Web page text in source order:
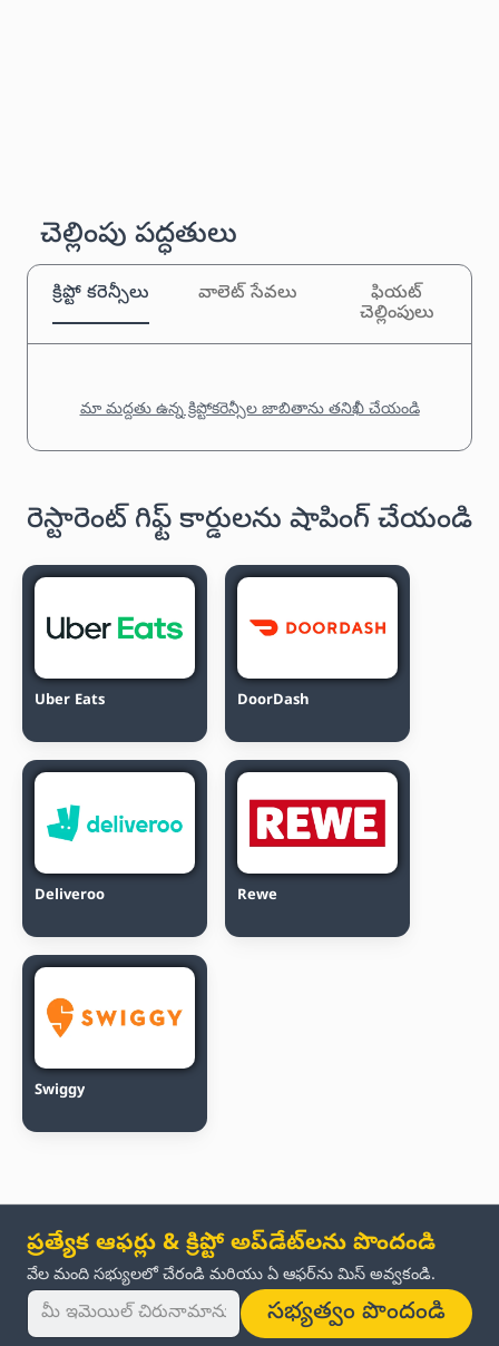
చెల్లింపు పద్ధతులు
క్రిప్టో కరెన్సీలు వాలెట్ సేవలు
ఫియట్
చెల్లింపులు
మా మద్దతు ఉన్న క్రిప్టోకరెన్సీల జాబితాను తనిఖీ చేయండి
రెస్టారెంట్ గిఫ్ట్ కార్డులను షాపింగ్ చేయండి
Uber Eats DoorDash
Deliveroo Rewe
Swiggy
ప్రత్యేక ఆఫర్లు & క్రిప్టో అప్‌డేట్‌లను పొందండి
వేల మంది సభ్యులలో చేరండి మరియు ఏ ఆఫర్‌ను మిస్ అవ్వకండి.
సభ్యత్వం పొందండి